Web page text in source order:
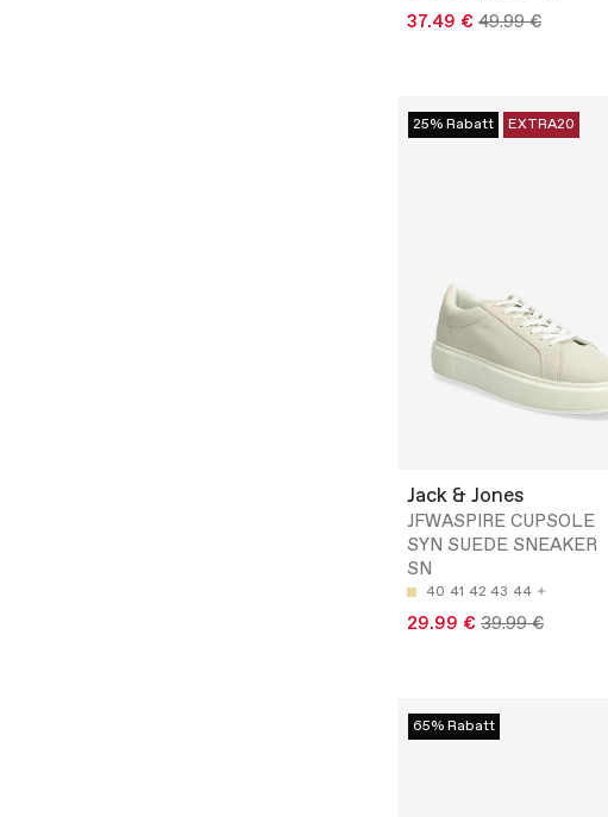
37.49 € 49.99 €
25% Rabatt EXTRA20
Jack & Jones
JFWASPIRE CUPSOLE
SYN SUEDE SNEAKER
SN
40 41 42 43 44
29.99 € 39.99 €
65% Rabatt